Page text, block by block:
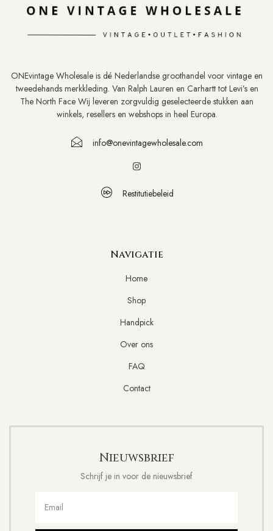
ONEvintage Wholesale is dé Nederlandse groothandel voor vintage en
tweedehands merkkleding. Van Ralph Lauren en Carhartt tot Levi’s en
The North Face Wij leveren zorgvuldig geselecteerde stukken aan
winkels, resellers en webshops in heel Europa.
info@onevintagewholesale.com
Restitutiebeleid
Navigatie
Home
Shop
Handpick
Over ons
FAQ
Contact
Nieuwsbrief
Schrijf je in voor de nieuwsbrief